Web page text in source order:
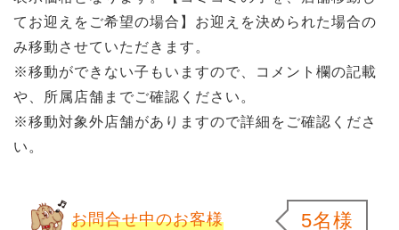
てお迎えをご希望の場合】お迎えを決められた場合の
み移動させていただきます。
※移動ができない子もいますので、コメント欄の記載
や、所属店舗までご確認ください。
※移動対象外店舗がありますので詳細をご確認くださ
い。
お問合せ中のお客様 5名様